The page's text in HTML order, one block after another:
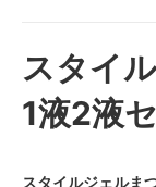
スタイ
1液2液
スタイルジェルま